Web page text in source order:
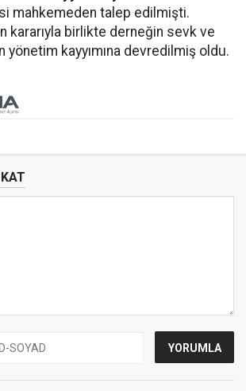
mahkemeden talep edilmişti.
kararıyla birlikte derneğin sevk ve
yönetim kayyımına devredilmiş oldu.